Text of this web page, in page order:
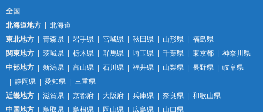
全国
北海道地方
北海道
東北地方
青森県 岩手県 宮城県 秋田県 山形県
福島県
関東地方
茨城県 栃木県 群馬県 埼玉県 千葉県 東京都
神奈川県
中部地方
新潟県 富山県 石川県 福井県 山梨県 長野県
岐阜県
静岡県
愛知県
三重県
近畿地方
滋賀県 京都府 大阪府 兵庫県 奈良県
和歌山県
中国地方
鳥取県 島根県 岡山県 広島県
山口県